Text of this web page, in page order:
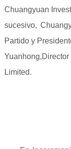
Chuangyuan
sucesivo,
Partido y
Limited.